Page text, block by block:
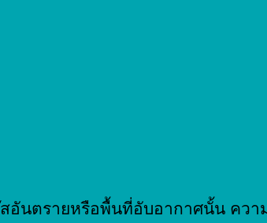
อันตรายหรือพื้นที่อับอากาศนั้น ควา